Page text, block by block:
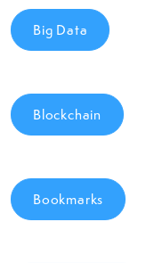
Big Data
Blockchain
Bookmarks